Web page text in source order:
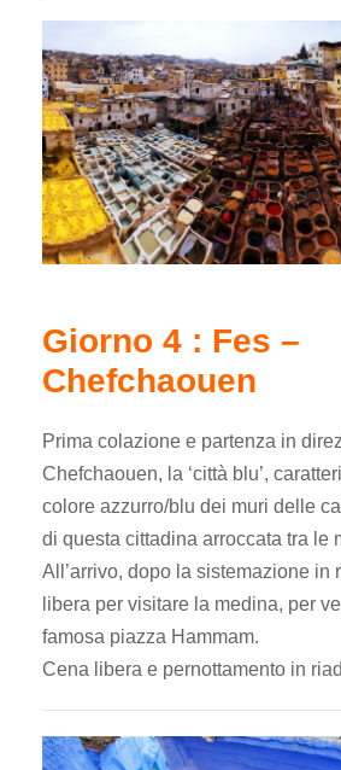
Giorno 4 : Fes –
Chefchaouen
Prima colazione e partenza in
Chefchaouen, la ‘città blu’,
colore azzurro/blu dei muri delle
di questa cittadina arroccata tra le
All’arrivo, dopo la sistemazione in
libera per visitare la medina, per
famosa piazza Hammam.
Cena libera e pernottamento in